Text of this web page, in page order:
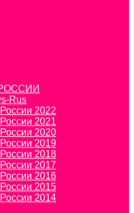
РОССИИ
Rus
2022
2021
2020
2019
2018
2017
2016
2015
2014